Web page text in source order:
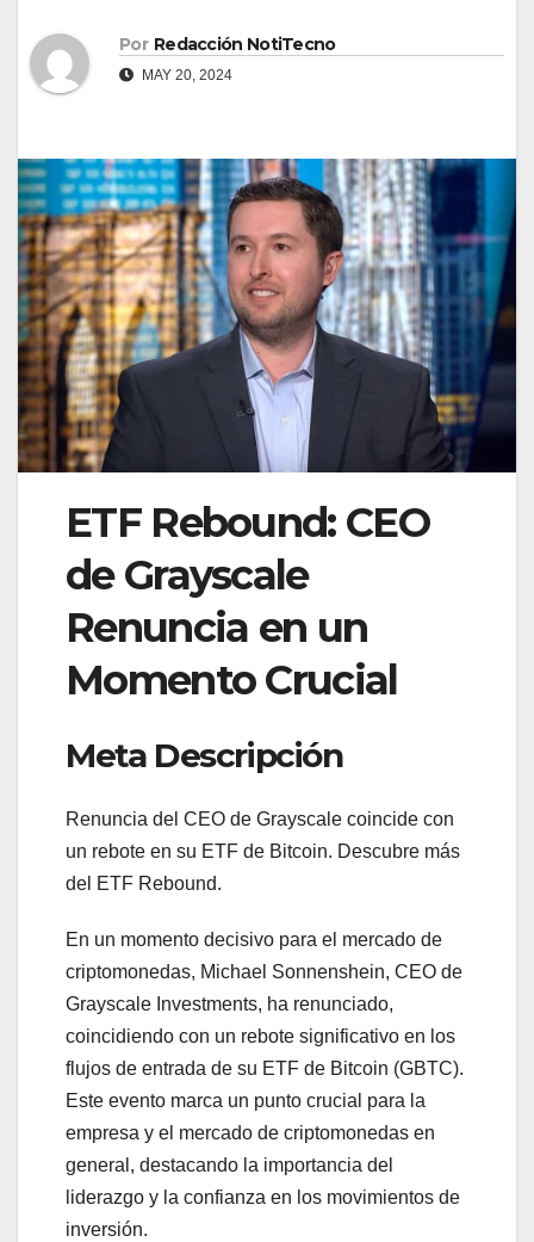
Por Redacción NotiTecno
MAY 20, 2024
ETF Rebound: CEO
de Grayscale
Renuncia en un
Momento Crucial
Meta Descripción
Renuncia del CEO de Grayscale coincide con
un rebote en su ETF de Bitcoin. Descubre más
del ETF Rebound.
En un momento decisivo para el mercado de
criptomonedas, Michael Sonnenshein, CEO de
Grayscale Investments, ha renunciado,
coincidiendo con un rebote significativo en los
flujos de entrada de su ETF de Bitcoin (GBTC).
Este evento marca un punto crucial para la
empresa y el mercado de criptomonedas en
general, destacando la importancia del
liderazgo y la confianza en los movimientos de
inversión.